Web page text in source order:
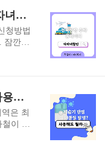
실제
측면
에서
을 지
탈세
습니
과하
전국공항 김포공항 주차요금 다자녀할인 신청방법
청방법
잠깐이
이 많
약 시
수 있
차량
경형
제습기 단점 유해물질 나온다? 사용해도 되나요?
은 최
철이 되
입니